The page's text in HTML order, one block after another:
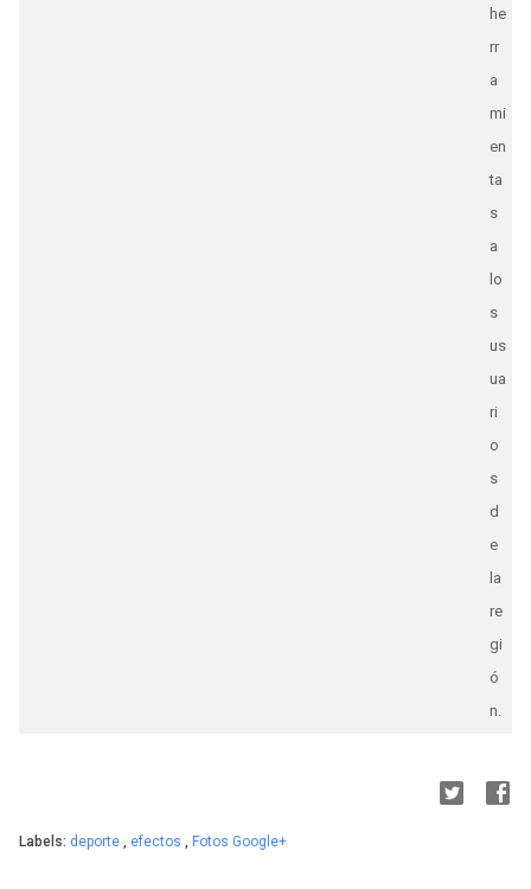
he
rr
a
mi
en
ta
s
a
lo
s
us
ua
ri
o
s
d
e
la
re
gi
ó
n.
Labels: deporte , efectos , Fotos Google+